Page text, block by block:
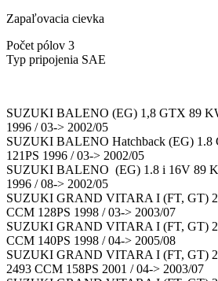
Zapaľovacia cievka
Počet pólov 3
Typ pripojenia SAE
SUZUKI BALENO (EG) 1,8 GTX 89
1996 / 03-> 2002/05
SUZUKI BALENO Hatchback (EG)
121PS 1996 / 03-> 2002/05
SUZUKI BALENO (EG) 1.8 i 16V 89
1996 / 08-> 2002/05
SUZUKI GRAND VITARA I (FT, GT)
CCM 128PS 1998 / 03-> 2003/07
SUZUKI GRAND VITARA I (FT, GT)
CCM 140PS 1998 / 04-> 2005/08
SUZUKI GRAND VITARA I (FT, GT)
2493 CCM 158PS 2001 / 04-> 2003/07